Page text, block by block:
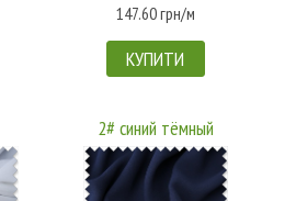
147.60 грн/м
КУПИТИ
2# синий тёмный